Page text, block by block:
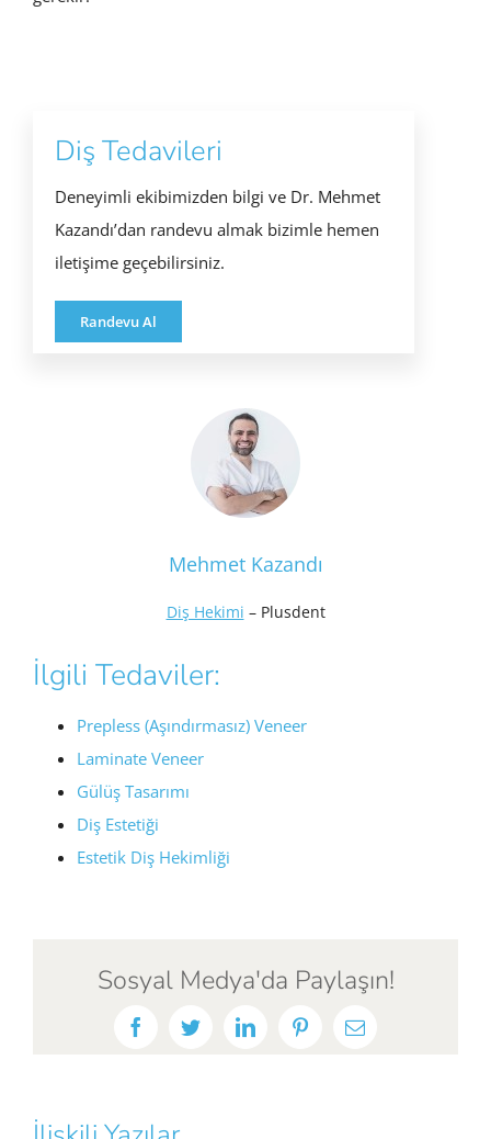
Diş Tedavileri
Deneyimli ekibimizden bilgi ve Dr. Mehmet
Kazandı’dan randevu almak bizimle hemen
iletişime geçebilirsiniz.
Randevu Al
Mehmet Kazandı
Diş Hekimi – Plusdent
İlgili Tedaviler:
Prepless (Aşındırmasız) Veneer
Laminate Veneer
Gülüş Tasarımı
Diş Estetiği
Estetik Diş Hekimliği
Sosyal Medya'da Paylaşın!
FacebookTwitterLinkedInPinterestE-